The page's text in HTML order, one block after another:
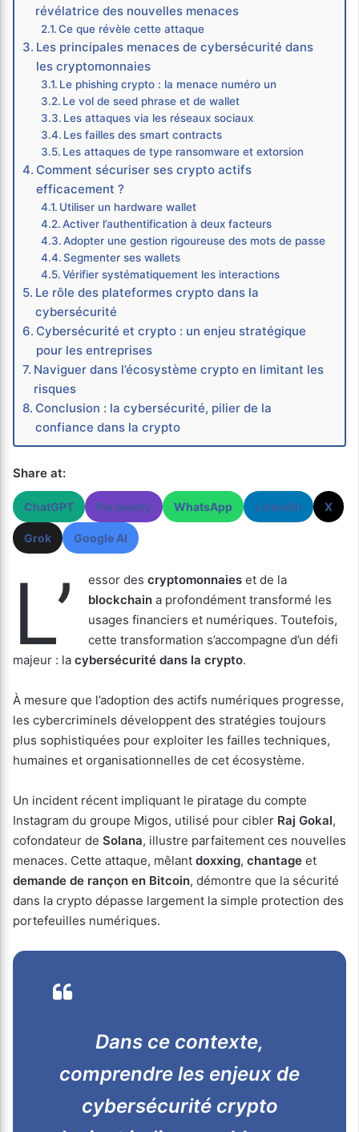
révélatrice des nouvelles menaces
Ce que révèle cette attaque
Les principales menaces de cybersécurité dans
les cryptomonnaies
Le phishing crypto : la menace numéro un
Le vol de seed phrase et de wallet
Les attaques via les réseaux sociaux
Les failles des smart contracts
Les attaques de type ransomware et extorsion
Comment sécuriser ses crypto actifs
efficacement ?
Utiliser un hardware wallet
Activer l’authentification à deux facteurs
Adopter une gestion rigoureuse des mots de passe
Segmenter ses wallets
Vérifier systématiquement les interactions
Le rôle des plateformes crypto dans la
cybersécurité
Cybersécurité et crypto : un enjeu stratégique
pour les entreprises
Naviguer dans l’écosystème crypto en limitant les
risques
Conclusion : la cybersécurité, pilier de la
confiance dans la crypto
Share at:
ChatGPT Perplexity WhatsApp LinkedIn X
Grok Google AI
L’ essor des cryptomonnaies et de la
blockchain a profondément transformé les
usages financiers et numériques. Toutefois,
cette transformation s’accompagne d’un défi
majeur : la cybersécurité dans la crypto.
À mesure que l’adoption des actifs numériques progresse,
les cybercriminels développent des stratégies toujours
plus sophistiquées pour exploiter les failles techniques,
humaines et organisationnelles de cet écosystème.
Un incident récent impliquant le piratage du compte
Instagram du groupe Migos, utilisé pour cibler Raj Gokal,
cofondateur de Solana, illustre parfaitement ces nouvelles
menaces. Cette attaque, mêlant doxxing, chantage et
demande de rançon en Bitcoin, démontre que la sécurité
dans la crypto dépasse largement la simple protection des
portefeuilles numériques.
Dans ce contexte,
comprendre les enjeux de
cybersécurité crypto